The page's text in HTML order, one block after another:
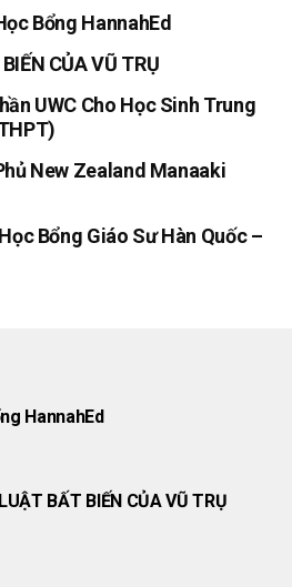
Bổng HannahEd
CỦA VŨ TRỤ
UWC Cho Học Sinh Trung
New Zealand Manaaki
Bổng Giáo Sư Hàn Quốc –
HannahEd
BẤT BIẾN CỦA VŨ TRỤ